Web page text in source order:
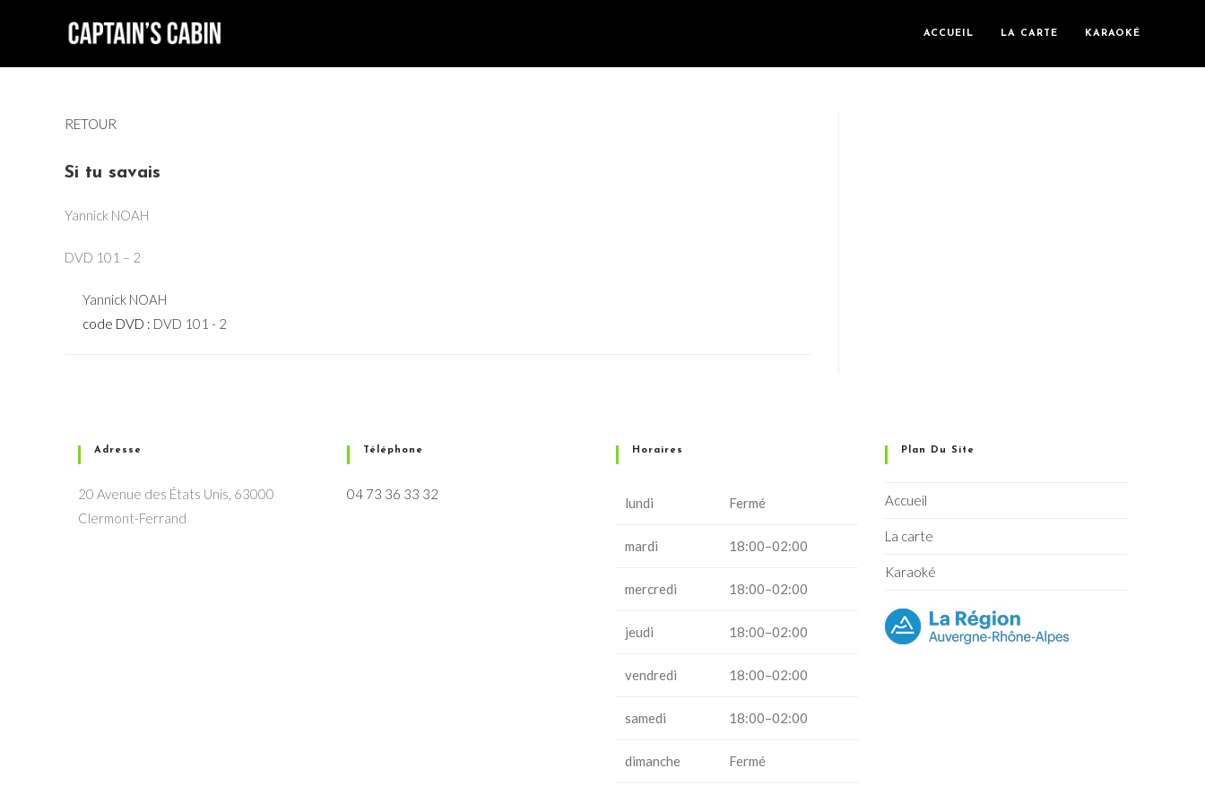
ACCUEIL LA CARTE KARAOKÉ
RETOUR
Si tu savais
Yannick NOAH
DVD 101 – 2
Yannick NOAH
code DVD : DVD 101 - 2
Adresse
20 Avenue des États Unis, 63000
Clermont-Ferrand
Téléphone
04 73 36 33 32
Horaires
lundi Fermé
mardi 18:00–02:00
mercredi 18:00–02:00
jeudi 18:00–02:00
vendredi 18:00–02:00
samedi 18:00–02:00
dimanche Fermé
Plan Du Site
Accueil
La carte
Karaoké